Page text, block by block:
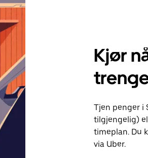
Kjør
Tjen penger i
tilgjengelig)
timeplan. Du
via Uber.